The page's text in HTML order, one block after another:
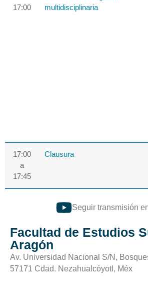
17:00
multidisciplinaria
17:00
a
17:45
Clausura
Seguir transmisión
Facultad de Estudios
Aragón
Av. Universidad Nacional S/N,
57171 Cdad. Nezahualcóyotl, Méx